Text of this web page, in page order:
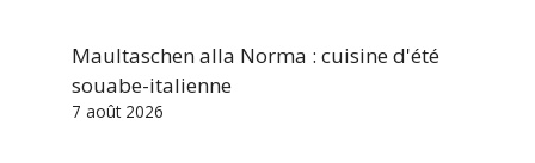
Maultaschen alla Norma : cuisine d'été
souabe-italienne
7 août 2026